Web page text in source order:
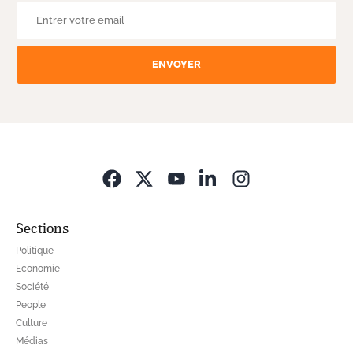
ENVOYER
Sections
Politique
Economie
Société
People
Culture
Médias